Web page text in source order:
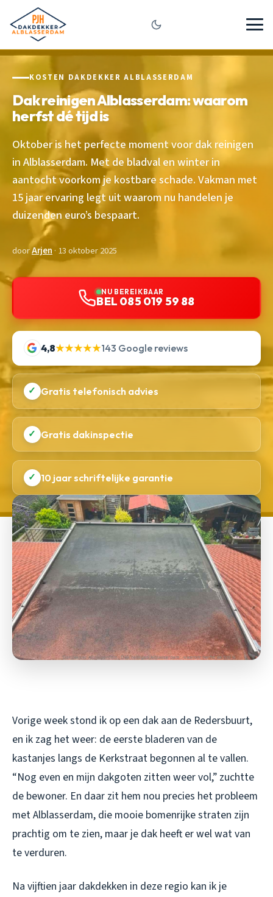
KOSTEN DAKDEKKER ALBLASSERDAM
Dak reinigen Alblasserdam: waarom
herfst dé tijd is
Oktober is het perfecte moment voor dak reinigen
in Alblasserdam. Met de bladval en winter in
aantocht voorkom je kostbare schade. Vakman met
15 jaar ervaring legt uit waarom nu handelen je
duizenden euro’s bespaart.
doorArjen · 13 oktober 2025
NU BEREIKBAAR
BEL 085 019 59 88
4,8★★★★★143 Google reviews
✓ Gratis telefonisch advies
✓ Gratis dakinspectie
✓ 10 jaar schriftelijke garantie
Vorige week stond ik op een dak aan de Redersbuurt,
en ik zag het weer: de eerste bladeren van de
kastanjes langs de Kerkstraat begonnen al te vallen.
“Nog even en mijn dakgoten zitten weer vol,” zuchtte
de bewoner. En daar zit hem nou precies het probleem
met Alblasserdam, die mooie bomenrijke straten zijn
prachtig om te zien, maar je dak heeft er wel wat van
te verduren.
Na vijftien jaar dakdekken in deze regio kan ik je